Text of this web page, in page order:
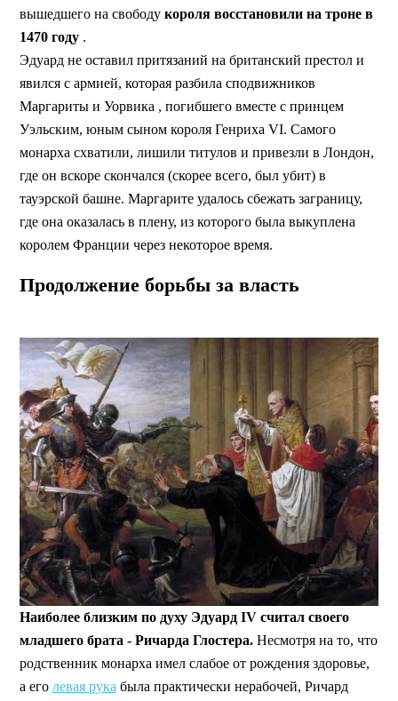
вышедшего на свободу короля восстановили на троне в
1470 году .
Эдуард не оставил притязаний на британский престол и
явился с армией, которая разбила сподвижников
Маргариты и Уорвика , погибшего вместе с принцем
Уэльским, юным сыном короля Генриха VI. Самого
монарха схватили, лишили титулов и привезли в Лондон,
где он вскоре скончался (скорее всего, был убит) в
тауэрской башне. Маргарите удалось сбежать заграницу,
где она оказалась в плену, из которого была выкуплена
королем Франции через некоторое время.
Продолжение борьбы за власть
Наиболее близким по духу Эдуард IV считал своего
младшего брата - Ричарда Глостера. Несмотря на то, что
родственник монарха имел слабое от рождения здоровье,
а его левая рука была практически нерабочей, Ричард